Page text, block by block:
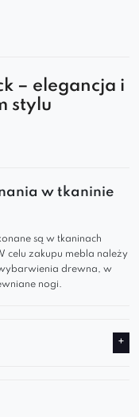
– elegancja i
stylu
model,
biurze czy przy
na co dzień.
tapicerka oraz
dłuższym
w tkaninie
są w tkaninach
celu zakupu mebla należy
drewna, w
nogi.